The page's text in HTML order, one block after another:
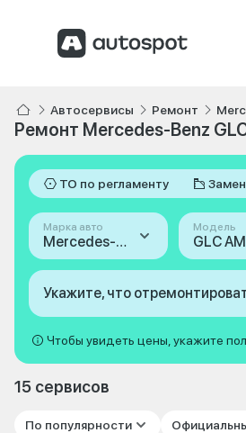
Автосервисы Ремонт
Ремонт Mercedes-Benz
ТО по регламенту
Марка авто
Mercedes-Benz
Модель
GLC
Укажите, что
Чтобы увидеть цены, укажите
15 сервисов
По популярности